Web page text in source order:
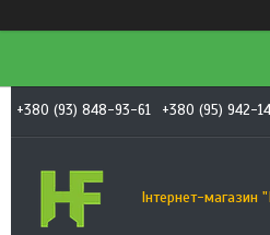
+380 (93) 848-93-61 +380 (95) 942-
Інтернет-магазин